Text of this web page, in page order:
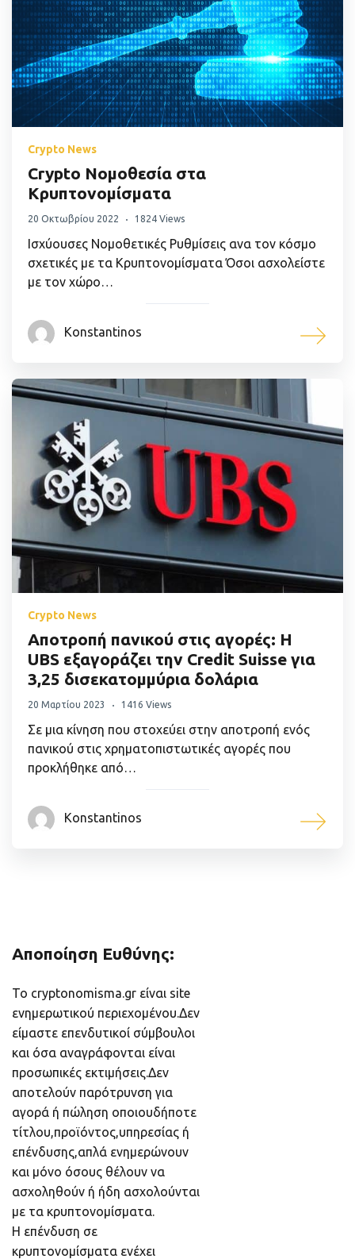
Crypto News
Crypto Νομοθεσία στα
Κρυπτονομίσματα
20 Οκτωβρίου 2022 1824 Views
Ισχύουσες Νομοθετικές Ρυθμίσεις ανα τον κόσμο
σχετικές με τα Κρυπτονομίσματα Όσοι ασχολείστε
με τον χώρο…
Konstantinos
Crypto News
Αποτροπή πανικού στις αγορές: Η
UBS εξαγοράζει την Credit Suisse για
3,25 δισεκατομμύρια δολάρια
20 Μαρτίου 2023 1416 Views
Σε μια κίνηση που στοχεύει στην αποτροπή ενός
πανικού στις χρηματοπιστωτικές αγορές που
προκλήθηκε από…
Konstantinos
Αποποίηση Ευθύνης:
Το cryptonomisma.gr είναι site
ενημερωτικού περιεχομένου.Δεν
είμαστε επενδυτικοί σύμβουλοι
και όσα αναγράφονται είναι
προσωπικές εκτιμήσεις.Δεν
αποτελούν παρότρυνση για
αγορά ή πώληση οποιουδήποτε
τίτλου,προϊόντος,υπηρεσίας ή
επένδυσης,απλά ενημερώνουν
και μόνο όσους θέλουν να
ασχοληθούν ή ήδη ασχολούνται
με τα κρυπτονομίσματα.
Η επένδυση σε
κρυπτονομίσματα ενέχει